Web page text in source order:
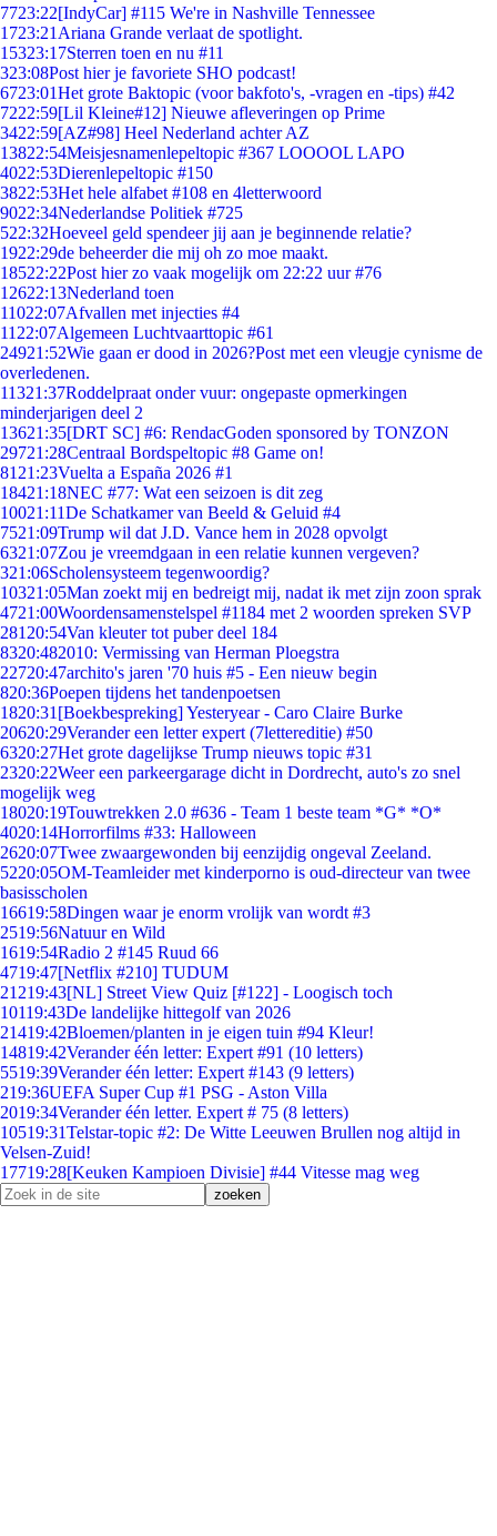
7723:22[IndyCar] #115 We're in Nashville Tennessee
1723:21 Ariana Grande verlaat de spotlight.
15323:17Sterren toen en nu #11
323:08Post hier je favoriete SHO podcast!
6723:01Het grote Baktopic (voor bakfoto's, -vragen en -tips) #42
7222:59[Lil Kleine#12] Nieuwe afleveringen op Prime
3422:59[AZ#98] Heel Nederland achter AZ
13822:54Meisjesnamenlepeltopic #367 LOOOOL LAPO
4022:53Dierenlepeltopic #150
3822:53Het hele alfabet #108 en 4letterwoord
9022:34Nederlandse Politiek #725
522:32Hoeveel geld spendeer jij aan je beginnende relatie?
1922:29de beheerder die mij oh zo moe maakt.
18522:22Post hier zo vaak mogelijk om 22:22 uur #76
12622:13Nederland toen
11022:07Afvallen met injecties #4
11 22:07Algemeen Luchtvaarttopic #61
24921:52Wie gaan er dood in 2026?Post met een vleugje cynisme de
overledenen.
11321:37Roddelpraat onder vuur: ongepaste opmerkingen
minderjarigen deel 2
13621:35[DRT SC] #6: RendacGoden sponsored by TONZON
29721:28Centraal Bordspeltopic #8 Game on!
81 21:23Vuelta a España 2026 #1
18421:18NEC #77: Wat een seizoen is dit zeg
10021:11De Schatkamer van Beeld & Geluid #4
7521:09Trump wil dat J.D. Vance hem in 2028 opvolgt
6321:07Zou je vreemdgaan in een relatie kunnen vergeven?
321:06Scholensysteem tegenwoordig?
10321:05Man zoekt mij en bedreigt mij, nadat ik met zijn zoon sprak
4721:00Woordensamenstelspel #1184 met 2 woorden spreken SVP
281 20:54Van kleuter tot puber deel 184
8320:482010: Vermissing van Herman Ploegstra
22720:47archito's jaren '70 huis #5 - Een nieuw begin
820:36Poepen tijdens het tandenpoetsen
1820:31 [Boekbespreking] Yesteryear - Caro Claire Burke
20620:29Verander een letter expert (7lettereditie) #50
6320:27Het grote dagelijkse Trump nieuws topic #31
2320:22Weer een parkeergarage dicht in Dordrecht, auto's zo snel
mogelijk weg
18020:19Touwtrekken 2.0 #636 - Team 1 beste team *G* *O*
4020:14Horrorfilms #33: Halloween
2620:07Twee zwaargewonden bij eenzijdig ongeval Zeeland.
5220:05OM-Teamleider met kinderporno is oud-directeur van twee
basisscholen
16619:58Dingen waar je enorm vrolijk van wordt #3
2519:56Natuur en Wild
1619:54Radio 2 #145 Ruud 66
4719:47[Netflix #210] TUDUM
21219:43[NL] Street View Quiz [#122] - Loogisch toch
10119:43De landelijke hittegolf van 2026
21419:42Bloemen/planten in je eigen tuin #94 Kleur!
14819:42Verander één letter: Expert #91 (10 letters)
5519:39Verander één letter: Expert #143 (9 letters)
219:36UEFA Super Cup #1 PSG - Aston Villa
2019:34Verander één letter. Expert # 75 (8 letters)
10519:31Telstar-topic #2: De Witte Leeuwen Brullen nog altijd in
Velsen-Zuid!
17719:28[Keuken Kampioen Divisie] #44 Vitesse mag weg